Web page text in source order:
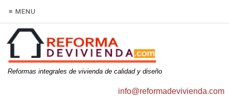
≡ MENU
Reformas integrales de vivienda de calidad y diseño
info@reformadevivienda.com